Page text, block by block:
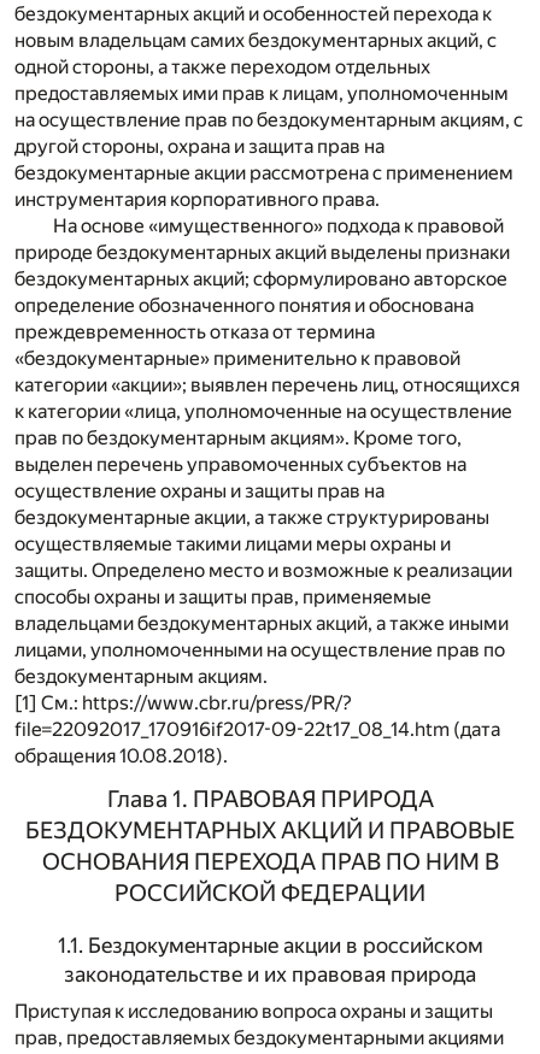
бездокументарных акций и особенностей перехода к
новым владельцам самих бездокументарных акций, с
одной стороны, а также переходом отдельных
предоставляемых ими прав к лицам, уполномоченным
на осуществление прав по бездокументарным акциям, с
другой стороны, охрана и защита прав на
бездокументарные акции рассмотрена с применением
инструментария корпоративного права.
На основе «имущественного» подхода к правовой
природе бездокументарных акций выделены признаки
бездокументарных акций; сформулировано авторское
определение обозначенного понятия и обоснована
преждевременность отказа от термина
«бездокументарные» применительно к правовой
категории «акции»; выявлен перечень лиц, относящихся
к категории «лица, уполномоченные на осуществление
прав по бездокументарным акциям». Кроме того,
выделен перечень управомоченных субъектов на
осуществление охраны и защиты прав на
бездокументарные акции, а также структурированы
осуществляемые такими лицами меры охраны и
защиты. Определено место и возможные к реализации
способы охраны и защиты прав, применяемые
владельцами бездокументарных акций, а также иными
лицами, уполномоченными на осуществление прав по
бездокументарным акциям.
[1] См.: https://www.cbr.ru/press/PR/?
file=22092017_170916if2017-09-22t17_08_14.htm (дата
обращения 10.08.2018).
Глава 1. ПРАВОВАЯ ПРИРОДА
БЕЗДОКУМЕНТАРНЫХ АКЦИЙ И ПРАВОВЫЕ
ОСНОВАНИЯ ПЕРЕХОДА ПРАВ ПО НИМ В
РОССИЙСКОЙ ФЕДЕРАЦИИ
1.1. Бездокументарные акции в российском
законодательстве и их правовая природа
Приступая к исследованию вопроса охраны и защиты
прав, предоставляемых бездокументарными акциями